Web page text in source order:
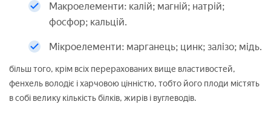
Макроелементи: калій; магній; натрій;
фосфор; кальцій.
Мікроелементи: марганець; цинк; залізо; мідь.
більш того, крім всіх перерахованих вище властивостей,
фенхель володіє і харчовою цінністю, тобто його плоди містять
в собі велику кількість білків, жирів і вуглеводів.